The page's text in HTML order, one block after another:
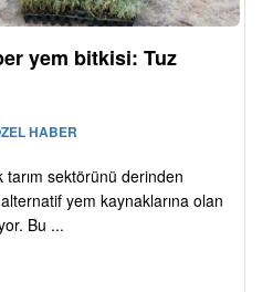
yem bitkisi: Tuz
HABER
tarım sektörünü derinden
yem kaynaklarına olan
Bu ...